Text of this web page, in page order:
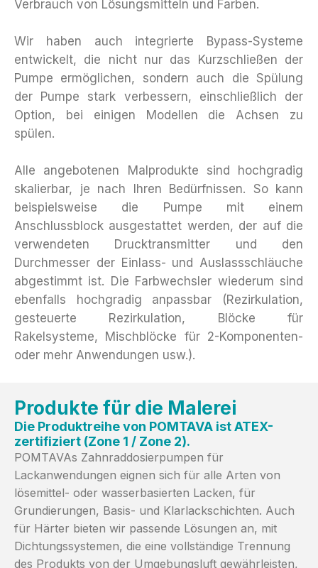
Verbrauch von Lösungsmitteln und Farben.
Wir haben auch integrierte Bypass-Systeme
entwickelt, die nicht nur das Kurzschließen der
Pumpe ermöglichen, sondern auch die Spülung
der Pumpe stark verbessern, einschließlich der
Option, bei einigen Modellen die Achsen zu
spülen.
Alle angebotenen Malprodukte sind hochgradig
skalierbar, je nach Ihren Bedürfnissen. So kann
beispielsweise die Pumpe mit einem
Anschlussblock ausgestattet werden, der auf die
verwendeten Drucktransmitter und den
Durchmesser der Einlass- und Auslassschläuche
abgestimmt ist. Die Farbwechsler wiederum sind
ebenfalls hochgradig anpassbar (Rezirkulation,
gesteuerte Rezirkulation, Blöcke für
Rakelsysteme, Mischblöcke für 2-Komponenten-
oder mehr Anwendungen usw.).
Produkte für die Malerei
Die Produktreihe von POMTAVA ist ATEX-
zertifiziert (Zone 1 / Zone 2).
POMTAVAs Zahnraddosierpumpen für
Lackanwendungen eignen sich für alle Arten von
lösemittel- oder wasserbasierten Lacken, für
Grundierungen, Basis- und Klarlackschichten. Auch
für Härter bieten wir passende Lösungen an, mit
Dichtungssystemen, die eine vollständige Trennung
des Produkts von der Umgebungsluft gewährleisten,